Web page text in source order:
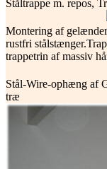
Ståltrappe m. repos,
Montering af
rustfri
trappetrin af massiv
Stål-Wire-ophæng af
træ